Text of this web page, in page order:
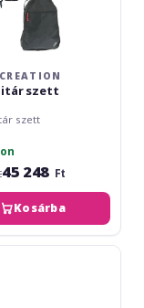
szett
szett
45 248 Ft
Kosárba